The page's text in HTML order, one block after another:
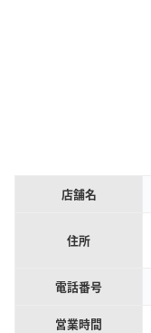
店舗名
住所
電話番号
営業時間